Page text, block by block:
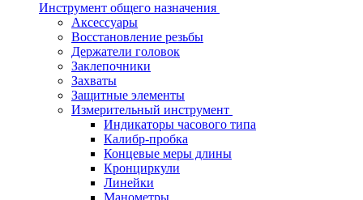
Инструмент общего назначения
Аксессуары
Восстановление резьбы
Держатели головок
Заклепочники
Захваты
Защитные элементы
Измерительный инструмент
Индикаторы часового типа
Калибр-пробка
Концевые меры длины
Кронциркули
Линейки
Манометры